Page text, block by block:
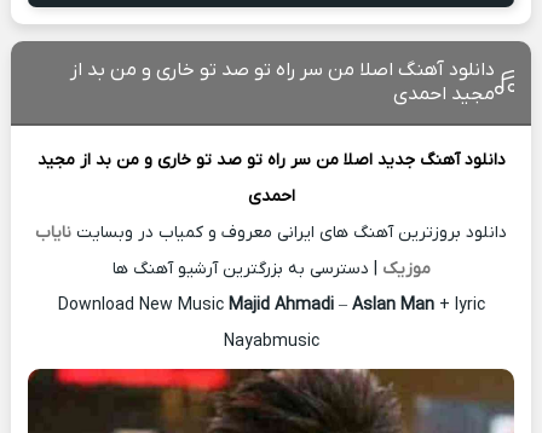
دانلود آهنگ اصلا من سر راه تو صد تو خاری و من بد از
مجید احمدی
دانلود آهنگ جدید اصلا من سر راه تو صد تو خاری و من بد ازمجید
احمدی
دانلود بروزترین آهنگ های ایرانی معروف و کمیاب در وبسایت نایاب
موزیک | دسترسی به بزرگترین آرشیو آهنگ ها
Download New Music Majid Ahmadi– Aslan Man+ lyric
Nayabmusic